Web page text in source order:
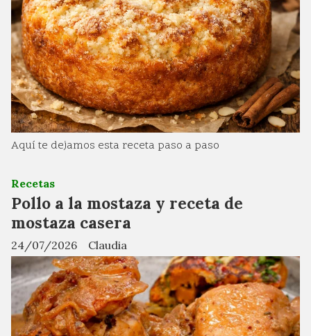
Aquí te dejamos esta receta paso a paso
Pollo a la mostaza y receta de
mostaza casera
Claudia
Recetas
24/07/2026